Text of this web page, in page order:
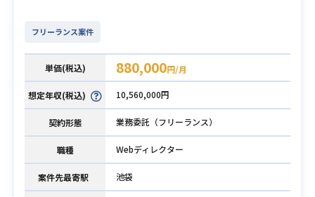
フリーランス案件
単価(税込) 880,000円/月
想定年収(税込) 10,560,000円
契約形態 業務委託（フリーランス）
職種 Webディレクター
案件先最寄駅 池袋